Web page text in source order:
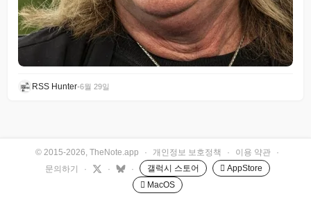
RSS Hunter•6월 29일
© 2015-2026, TheNote.app · 개인정보 보호정책 · 이용 약관
·
문의하기
· · · 갤럭시 스토어
 AppStore
 MacOS